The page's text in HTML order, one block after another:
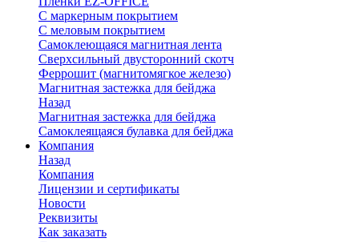
С маркерным покрытием
С меловым покрытием
Самоклеющаяся магнитная лента
Сверхсильный двусторонний скотч
Феррошит (магнитомягкое железо)
Магнитная застежка для бейджа
Назад
Магнитная застежка для бейджа
Самоклеящаяся булавка для бейджа
Компания
Назад
Компания
Лицензии и сертификаты
Новости
Реквизиты
Как заказать